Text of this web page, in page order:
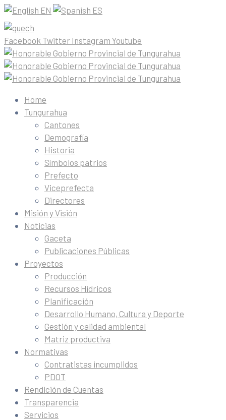
EN ES
Facebook Twitter Instagram Youtube
Home
Tungurahua
Cantones
Demografía
Historia
Símbolos patrios
Prefecto
Viceprefecta
Directores
Misión y Visión
Noticias
Gaceta
Publicaciones Públicas
Proyectos
Producción
Recursos Hídricos
Planificación
Desarrollo Humano, Cultura y Deporte
Gestión y calidad ambiental
Matriz productiva
Normativas
Contratistas incumplidos
PDOT
Rendición de Cuentas
Transparencia
Servicios